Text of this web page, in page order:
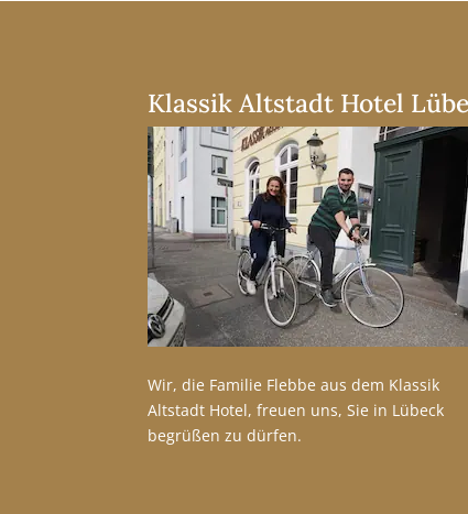
Klassik Altstadt Hotel
Wir, die Familie Flebbe aus dem Klassik
Altstadt Hotel, freuen uns, Sie in Lübeck
begrüßen zu dürfen.